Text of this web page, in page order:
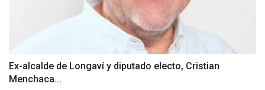
Ex-alcalde de Longaví y diputado electo, Cristian
Menchaca...